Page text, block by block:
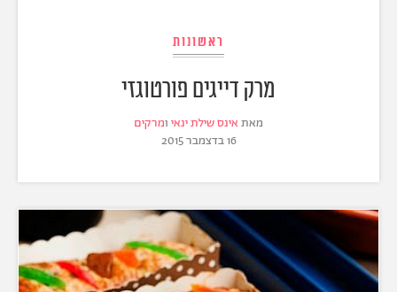
ראשונות
מרק דייגים פורטוגזי
מאת אינס שילת ינאי ומרקים
16 בדצמבר 2015